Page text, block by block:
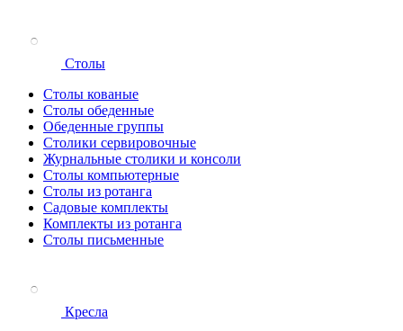
Столы
Столы кованые
Столы обеденные
Обеденные группы
Столики сервировочные
Журнальные столики и консоли
Столы компьютерные
Столы из ротанга
Садовые комплекты
Комплекты из ротанга
Столы письменные
Кресла